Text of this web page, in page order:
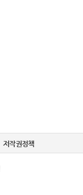
저작권정책